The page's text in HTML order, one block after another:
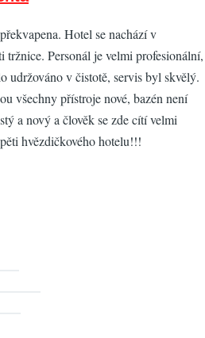
Hotel se nachází v
tržnice. Personál je velmi profesionální,
udržováno v čistotě, servis byl skvělý.
všechny přístroje nové, bazén není
a nový a člověk se zde cítí velmi
hvězdičkového hotelu!!!